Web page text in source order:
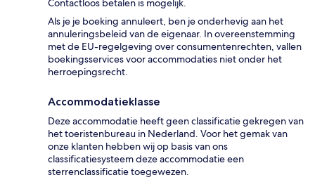
Contactloos betalen is mogelijk.
Als je je boeking annuleert, ben je onderhevig aan het
annuleringsbeleid van de eigenaar. In overeenstemming
met de EU-regelgeving over consumentenrechten, vallen
boekingsservices voor accommodaties niet onder het
herroepingsrecht.
Accommodatieklasse
Deze accommodatie heeft geen classificatie gekregen van
het toeristenbureau in Nederland. Voor het gemak van
onze klanten hebben wij op basis van ons
classificatiesysteem deze accommodatie een
sterrenclassificatie toegewezen.